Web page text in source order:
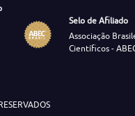
Selo de Afiliado
Associação
Científicos -